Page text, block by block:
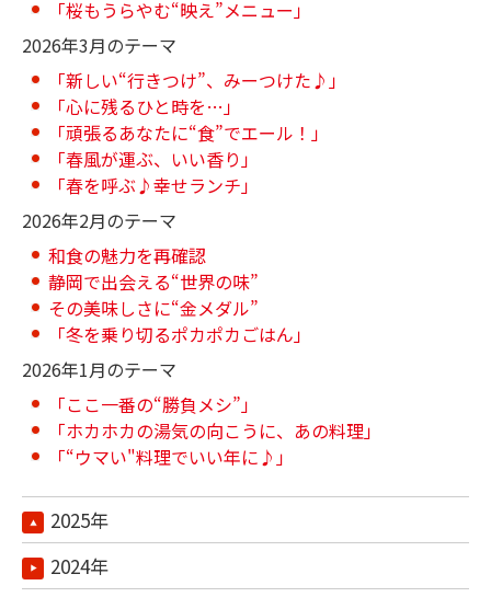
「桜もうらやむ“映え”メニュー」
2026年3月のテーマ
「新しい“行きつけ”、みーつけた♪」
「心に残るひと時を…」
「頑張るあなたに“食”でエール！」
「春風が運ぶ、いい香り」
「春を呼ぶ♪幸せランチ」
2026年2月のテーマ
和食の魅力を再確認
静岡で出会える“世界の味”
その美味しさに“金メダル”
「冬を乗り切るポカポカごはん」
2026年1月のテーマ
「ここ一番の“勝負メシ”」
「ホカホカの湯気の向こうに、あの料理」
「“ウマい"料理でいい年に♪」
2025年
2024年